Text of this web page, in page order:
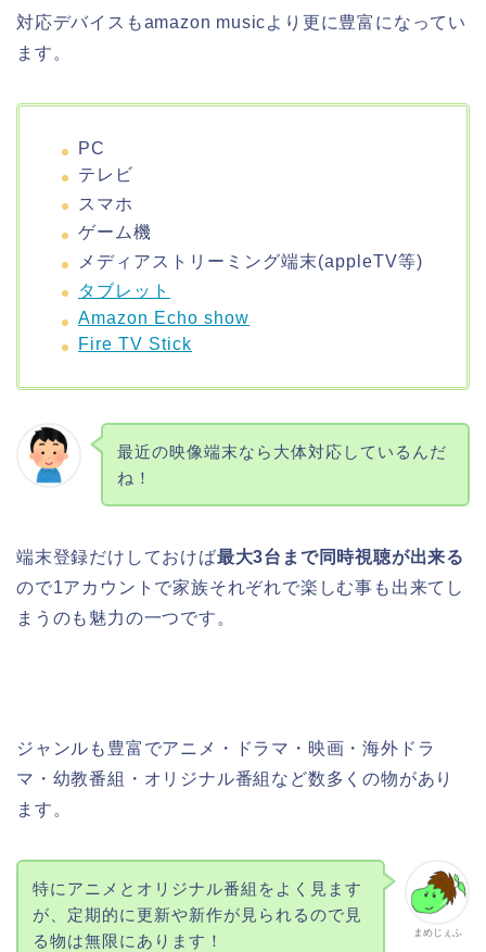
対応デバイスもamazon musicより更に豊富になってい
ます。
PC
テレビ
スマホ
ゲーム機
メディアストリーミング端末(appleTV等)
タブレット
Amazon Echo show
Fire TV Stick
最近の映像端末なら大体対応しているんだ
ね！
端末登録だけしておけば最大3台まで同時視聴が出来る
ので1アカウントで家族それぞれで楽しむ事も出来てし
まうのも魅力の一つです。
ジャンルも豊富でアニメ・ドラマ・映画・海外ドラ
マ・幼教番組・オリジナル番組など数多くの物があり
ます。
まめじぇふ
特にアニメとオリジナル番組をよく見ます
が、定期的に更新や新作が見られるので見
る物は無限にあります！